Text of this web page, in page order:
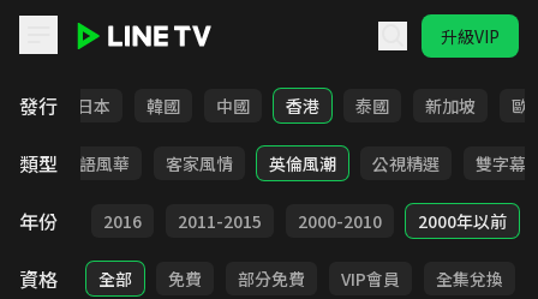
升級VIP
發行
台灣 日本 韓國 中國 香港 泰國 新加坡 歐
類型
俠 台語風華 客家風情 英倫風潮 公視精選 雙字幕
年份
2017 2016 2011-2015 2000-2010 2000年以前
資格 全部 免費 部分免費 VIP會員 全集兌換